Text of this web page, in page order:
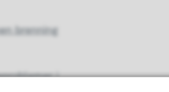
brenning
i